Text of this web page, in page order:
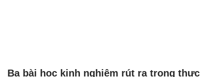
Ba bài học kinh nghiệm rút ra trong thực